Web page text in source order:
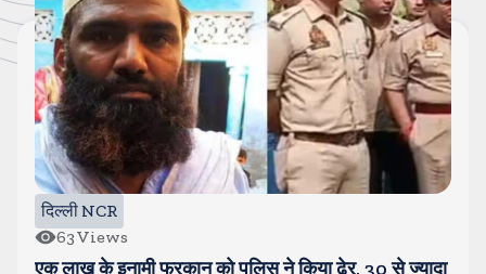
दिल्ली NCR
63Views
एक लाख के इनामी फुरकान को पुलिस ने किया ढेर, 30 से ज्यादा